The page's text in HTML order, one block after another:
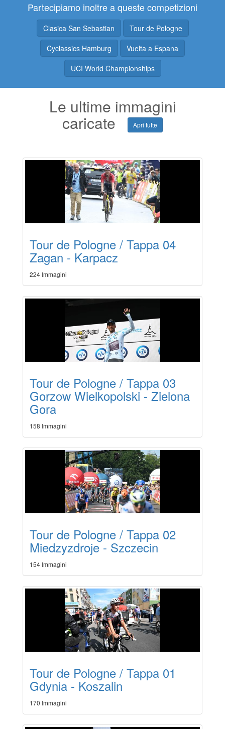
Partecipiamo inoltre a queste competizioni
Clasica San Sebastian
Tour de Pologne
Cyclassics Hamburg
Vuelta a Espana
UCI World Championships
Le ultime immagini
caricate Apri tutte
Tour de Pologne / Tappa 04
Zagan - Karpacz
224 Immagini
Tour de Pologne / Tappa 03
Gorzow Wielkopolski - Zielona
Gora
158 Immagini
Tour de Pologne / Tappa 02
Miedzyzdroje - Szczecin
154 Immagini
Tour de Pologne / Tappa 01
Gdynia - Koszalin
170 Immagini